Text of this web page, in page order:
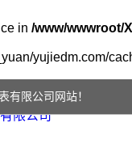
in /www/wwwroot/
yujiedm.com/
有限公司网站！